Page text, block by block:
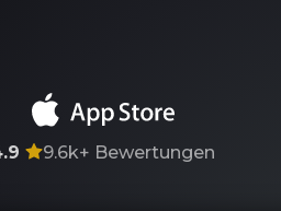
9.6k+ Bewertungen